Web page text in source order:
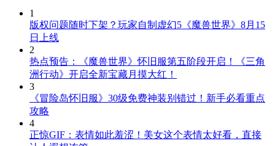
1
版权问题随时下架？玩家自制虚幻5《魔兽世界》8月15
日上线
2
热点预告：《魔兽世界》怀旧服第五阶段开启！《三角
洲行动》开启全新宝藏月摸大红！
3
《冒险岛怀旧服》30级免费神装别错过！新手必看重点
攻略
4
正惊GIF：表情如此羞涩！美女这个表情太好看，直接